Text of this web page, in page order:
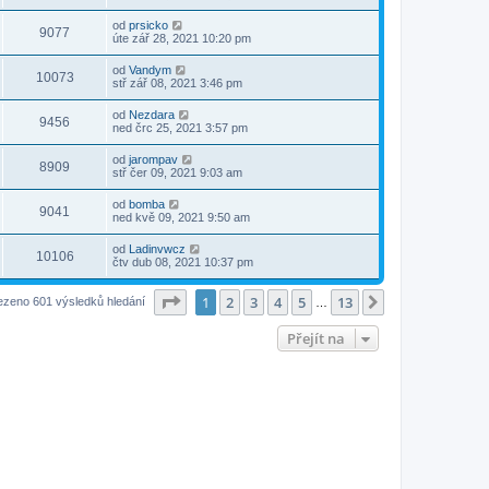
9077 od prsicko
úte zář 28, 2021 10:20 pm
10073 od Vandym
stř zář 08, 2021 3:46 pm
9456 od Nezdara
ned črc 25, 2021 3:57 pm
8909 od jarompav
stř čer 09, 2021 9:03 am
9041 od bomba
ned kvě 09, 2021 9:50 am
10106 od Ladinvwcz
čtv dub 08, 2021 10:37 pm
601 výsledků hledání Stránka z
1 2 3 4 5 13
Přejít na